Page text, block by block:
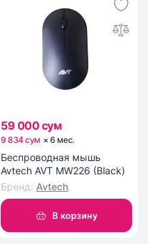
59 000 сум
9 834 сум × 6 мес.
Беспроводная мышь
Avtech AVT MW226 (Black)
Бренд: Avtech
В корзину